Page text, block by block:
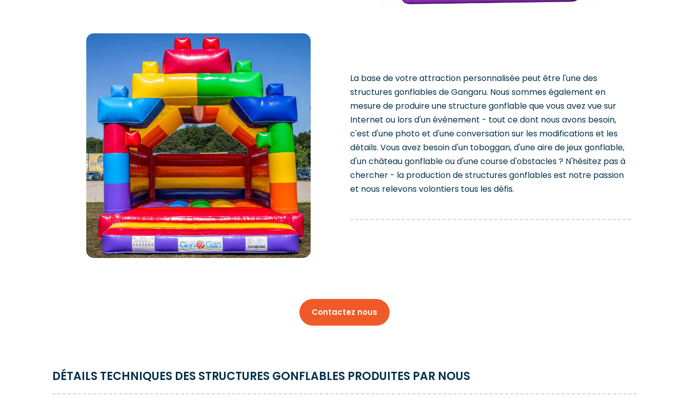
La base de votre attraction personnalisée peut être l'une des
structures gonflables de Gangaru. Nous sommes également en
mesure de produire une structure gonflable que vous avez vue sur
Internet ou lors d'un événement - tout ce dont nous avons besoin,
c'est d'une photo et d'une conversation sur les modifications et les
détails. Vous avez besoin d'un toboggan, d'une aire de jeux gonflable,
d'un château gonflable ou d'une course d'obstacles ? N'hésitez pas à
chercher - la production de structures gonflables est notre passion
et nous relevons volontiers tous les défis.
Contactez nous
DÉTAILS TECHNIQUES DES STRUCTURES GONFLABLES PRODUITES PAR NOUS